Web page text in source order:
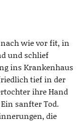
nach wie vor fit, in
und schlief
ins Krankenhaus
tief in der
ihre Hand
sanfter Tod.
die